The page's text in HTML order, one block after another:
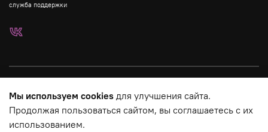
Страницы магазина
служба поддержки
Мы используем cookies для улучшения сайта.
Продолжая пользоваться сайтом, вы соглашаетесь с их
использованием.